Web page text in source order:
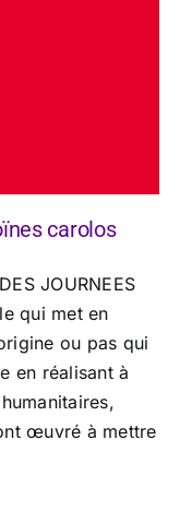
carolos
JOURNEES
qui met en
ou pas qui
en réalisant à
œuvré à mettre